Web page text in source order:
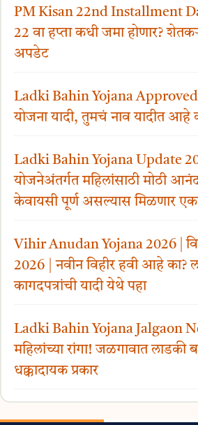
PM Kisan 22nd Installment
22 वा हप्ता कधी जमा होणार?
अपडेट
Ladki Bahin Yojana
योजना यादी, तुमचं नाव यादीत
Ladki Bahin Yojana Update
योजनेअंतर्गत महिलांसाठी मोठी
केवायसी पूर्ण असल्यास मिळणार
Vihir Anudan Yojana 2026 |
2026 | नवीन विहीर हवी आहे का?
कागदपत्रांची यादी येथे पहा
Ladki Bahin Yojana Jalgaon
महिलांच्या रांगा! जळगावात लाडकी
धक्कादायक प्रकार